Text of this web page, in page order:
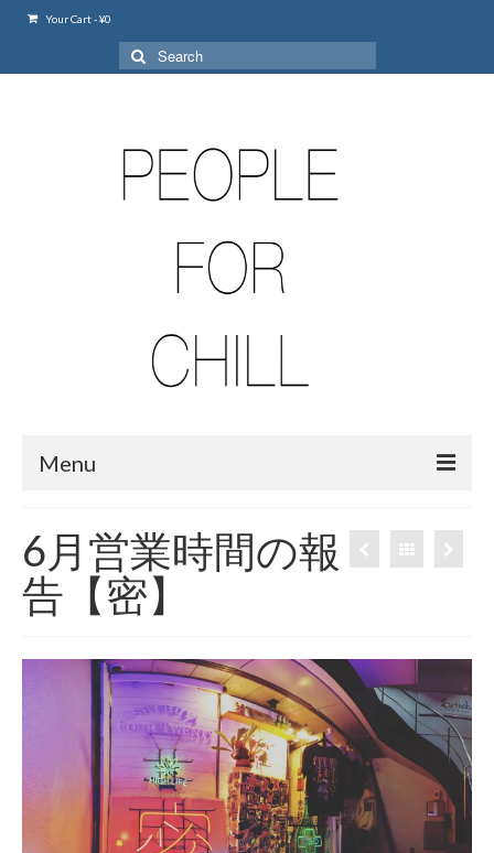
Your Cart-¥0
Search
for:
Menu
420 shibuya_info
420 shibuya_access
420 shibuya_shop
Instagram:420shibuya_official
About:FOUR TWENTY SHIBUYA
YouTube:420shibuya
420 Blog Full
6月営業時間の報
告【密】